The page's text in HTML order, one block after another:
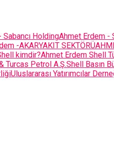
HoldingAhmet Erdem -
-AKARYAKIT SEKTÖRÜ
kimdir?Ahmet Erdem Shell
Turcas Petrol A.Ş.Shell Basın
Uluslararası Yatırımcılar